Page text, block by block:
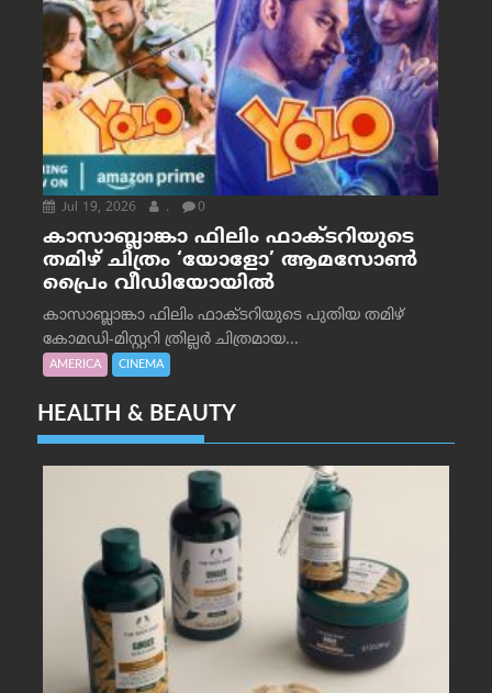
Jul 19, 2026 . 0
കാസാബ്ലാങ്കാ ഫിലിം ഫാക്ടറിയുടെ
തമിഴ് ചിത്രം ‘യോളോ’ ആമസോൺ
പ്രൈം വീഡിയോയിൽ
കാസാബ്ലാങ്കാ ഫിലിം ഫാക്ടറിയുടെ പുതിയ തമിഴ്
കോമഡി-മിസ്റ്ററി ത്രില്ലർ ചിത്രമായ...
AMERICA CINEMA
HEALTH & BEAUTY